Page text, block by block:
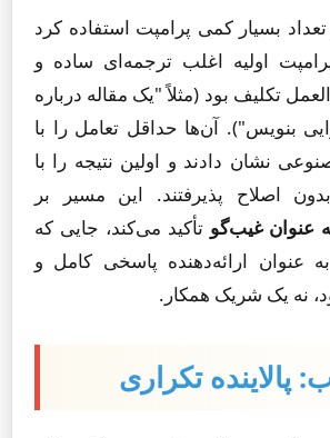
بسیار کمی پرامپت استفاده کرد
عدد). پرامپت اولیه اغلب ترجمه‌ای ساده و
تکلیف بود (مثلاً "یک مقاله درباره
بنویس"). آن‌ها حداقل تعامل را با
نشان دادند و اولین نتیجه را با
اصلاح پذیرفتند. این مسیر بر
عنوان غیب‌گو تأکید می‌کند، جایی که
ارائه‌دهنده پاسخی کامل و
نه یک شریک همکار.